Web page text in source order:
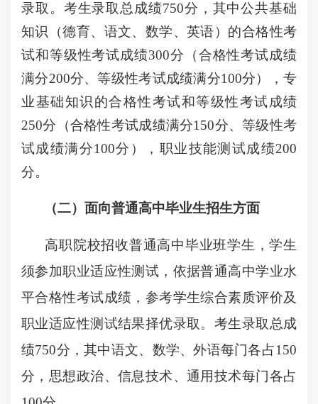
录取。考生录取总成绩750分，其中公共基础
知识（德育、语文、数学、英语）的合格性考
试和等级性考试成绩300分（合格性考试成绩
满分200分、等级性考试成绩满分100分），专
业基础知识的合格性考试和等级性考试成绩
250分（合格性考试成绩满分150分、等级性考
试成绩满分100分），职业技能测试成绩200
分。
（二）面向普通高中毕业生招生方面
高职院校招收普通高中毕业班学生，学生
须参加职业适应性测试，依据普通高中学业水
平合格性考试成绩，参考学生综合素质评价及
职业适应性测试结果择优录取。考生录取总成
绩750分，其中语文、数学、外语每门各占150
分，思想政治、信息技术、通用技术每门各占